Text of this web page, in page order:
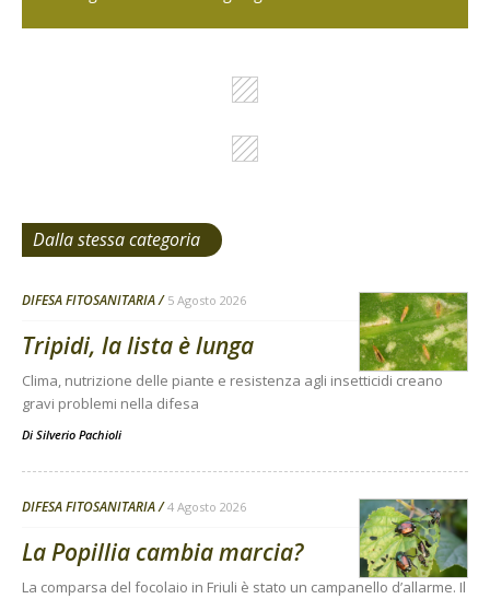
Dalla stessa categoria
DIFESA FITOSANITARIA 5 Agosto 2026
Tripidi, la lista è lunga
Clima, nutrizione delle piante e resistenza agli insetticidi creano
gravi problemi nella difesa
Di Silverio Pachioli
DIFESA FITOSANITARIA 4 Agosto 2026
La Popillia cambia marcia?
La comparsa del focolaio in Friuli è stato un campanello d’allarme. Il